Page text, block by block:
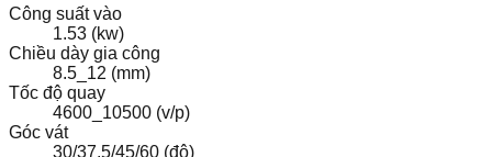
Công suất vào
1.53 (kw)
Chiều dày gia công
8.5_12 (mm)
Tốc độ quay
4600_10500 (v/p)
Góc vát
30/37.5/45/60 (độ)